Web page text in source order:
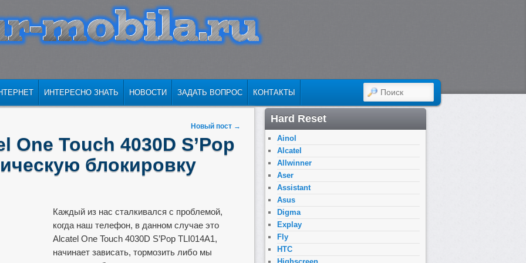
ИНТЕРЕСНО ЗНАТЬ НОВОСТИ ЗАДАТЬ ВОПРОС КОНТАКТЫ ПОИСК
Новый пост →
One Touch 4030D S’Pop
блокировку
Каждый из нас сталкивался с проблемой,
когда наш телефон, в данном случае это
Alcatel One Touch 4030D S’Pop TLI014A1,
начинает зависать, тормозить либо мы
Hard Reset
Ainol
Alcatel
Allwinner
Aser
Assistant
Asus
Digma
Explay
Fly
HTC